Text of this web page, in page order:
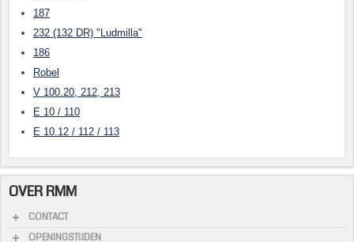
187
232 (132 DR) "Ludmilla"
186
Robel
V 100.20, 212, 213
E 10 / 110
E 10.12 / 112 / 113
OVER RMM
CONTACT
OPENINGSTIJDEN